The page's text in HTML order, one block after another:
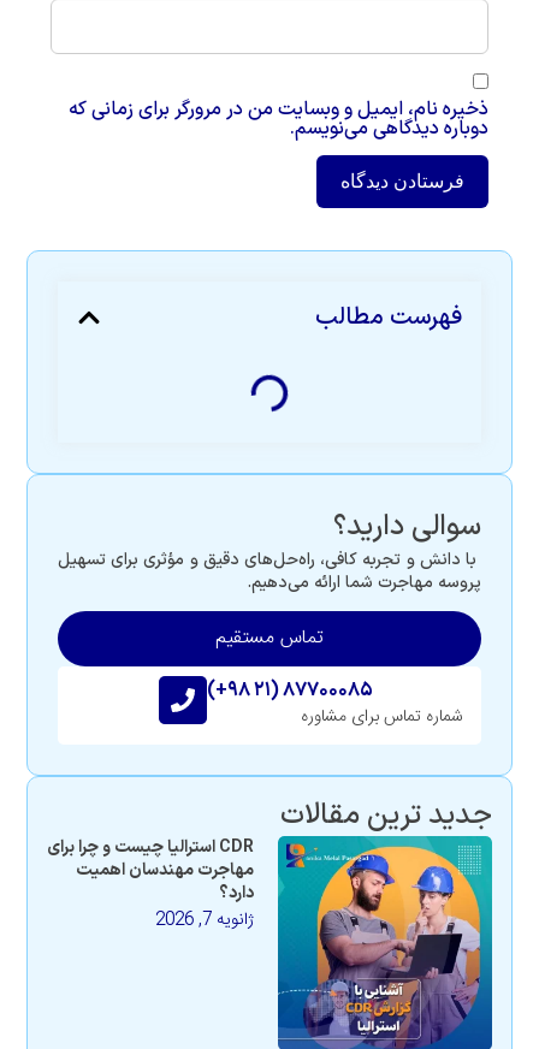
فهرست مطالب
سوالی دارید؟
با دانش و تجربه کافی، راه‌حل‌های دقیق و مؤثری برای تسهیل
پروسه مهاجرت شما ارائه می‌دهیم.
تماس مستقیم
(+۹۸ ۲۱) ۸۷۷۰۰۰۸۵
شماره تماس برای مشاوره
جدید ترین مقالات
CDR استرالیا چیست و چرا برای
مهاجرت مهندسان اهمیت
دارد؟
ژانویه 7, 2026
ذخیره نام، ایمیل و وبسایت من در مرورگر برای زمانی که
دوباره دیدگاهی می‌نویسم.